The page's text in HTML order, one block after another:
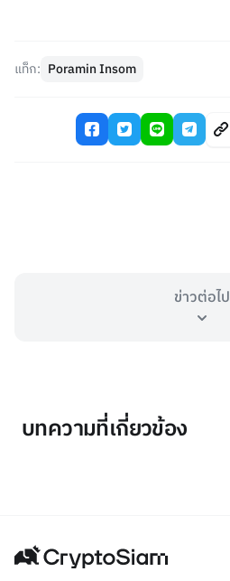
แท็ก: Poramin Insom
ข่าวต่อไป
บทความที่เกี่ยวข้อง